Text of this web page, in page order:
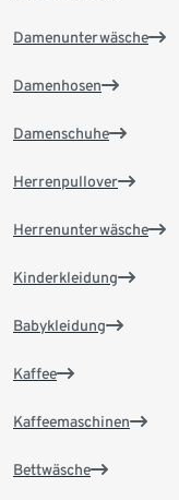
Damenunterwäsche
Damenhosen
Damenschuhe
Herrenpullover
Herrenunterwäsche
Kinderkleidung
Babykleidung
Kaffee
Kaffeemaschinen
Bettwäsche